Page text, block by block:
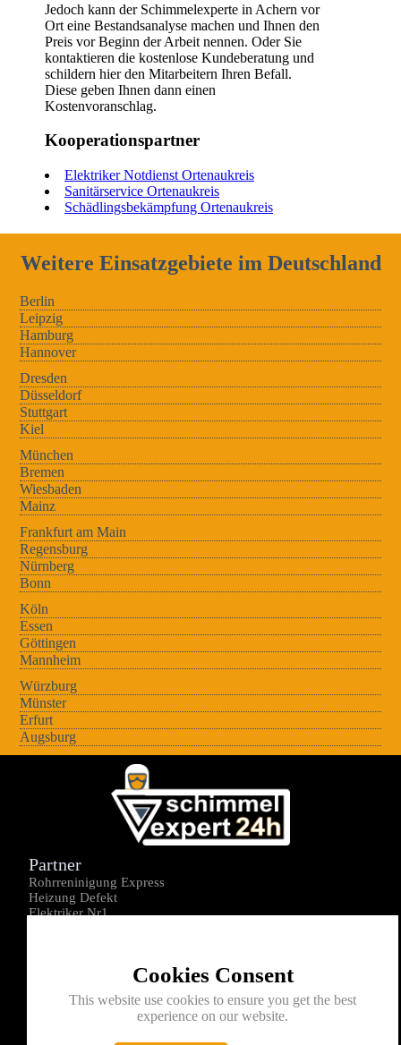
Jedoch kann der Schimmelexperte in Achern vor
Ort eine Bestandsanalyse machen und Ihnen den
Preis vor Beginn der Arbeit nennen. Oder Sie
kontaktieren die kostenlose Kundeberatung und
schildern hier den Mitarbeitern Ihren Befall.
Diese geben Ihnen dann einen
Kostenvoranschlag.
Kooperationspartner
Elektriker Notdienst Ortenaukreis
Sanitärservice Ortenaukreis
Schädlingsbekämpfung Ortenaukreis
Weitere Einsatzgebiete im Deutschland
Berlin
Leipzig
Hamburg
Hannover
Dresden
Düsseldorf
Stuttgart
Kiel
München
Bremen
Wiesbaden
Mainz
Frankfurt am Main
Regensburg
Nürnberg
Bonn
Köln
Essen
Göttingen
Mannheim
Würzburg
Münster
Erfurt
Augsburg
Cookies Consent
This website use cookies to ensure you get the best
experience on our website.
Partner
Rohrreninigung Express
Heizung Defekt
Elektriker Nr1
Kontakt